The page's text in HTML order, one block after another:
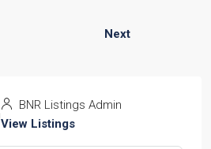
Next
BNR Listings Admin
View Listings